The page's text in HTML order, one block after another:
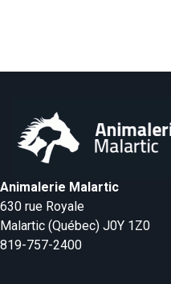
Animalerie Malartic
630 rue Royale
Malartic (Québec) J0Y 1Z0
819-757-2400